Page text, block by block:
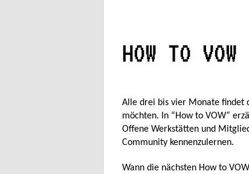
HOW TO VOW
Alle drei bis vier Monate findet
möchten. In “How to VOW”
Offene Werkstätten und
Community kennenzulernen.
Wann die nächsten How to